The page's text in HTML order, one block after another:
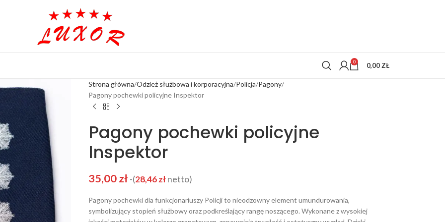
0 0,00 ZŁ
Strona główna Odzież służbowa i korporacyjna Policja Pagony
Pagony pochewki policyjne Inspektor
Pagony pochewki policyjne
Inspektor
35,00zł -(28,46złnetto)
Pagony pochewki dla funkcjonariuszy Policji to nieodzowny element umundurowania,
symbolizujący stopień służbowy oraz podkreślający rangę noszącego. Wykonane z wysokiej